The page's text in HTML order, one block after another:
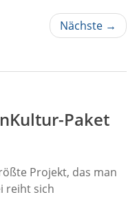
Nächste →
Paket
Projekt, das man
reiht sich